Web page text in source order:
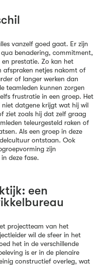
vanzelf goed gaat. Er zijn
benadering, commitment,
prestatie. Zo kan het
afspraken netjes nakomt of
of langer werken dan
teamleden kunnen zorgen
frustratie in een groep. Het
datgene krijgt wat hij wil
ziet zoals hij dat zelf graag
teleurgesteld raken of
Als een groep in deze
ontstaan. Ook
zijn
deze fase.
een
projectteam van het
wil de sfeer in het
het in de verschillende
is er in de plenaire
constructief overleg, wat